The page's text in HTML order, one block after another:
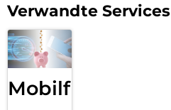
Verwandte Services
Mobilfunk